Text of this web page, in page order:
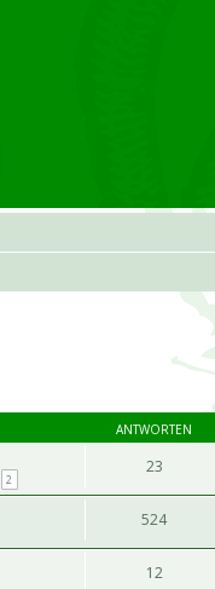
ANTWORTEN
2
23
524
12